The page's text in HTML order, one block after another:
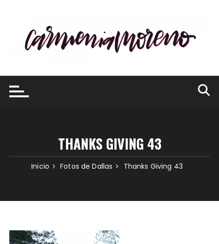
contenido
THANKS GIVING 43
Inicio Fotos de Dallas Thanks Giving 43